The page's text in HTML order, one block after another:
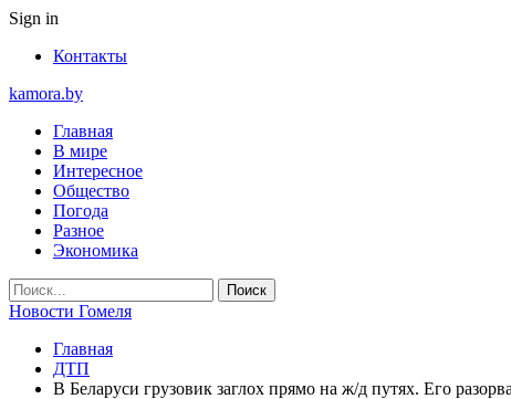
Sign in
Контакты
kamora.by
Главная
В мире
Интересное
Общество
Погода
Разное
Экономика
Новости Гомеля
Главная
ДТП
В Беларуси грузовик заглох прямо на ж/д путях. Его